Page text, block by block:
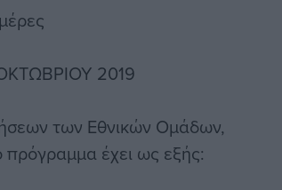
2019
των Εθνικών Ομάδων,
έχει ως εξής: